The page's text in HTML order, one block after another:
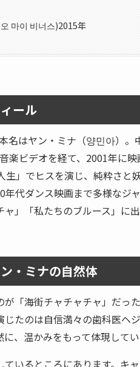
마이 비너스)2015年
ール
名はヤン・ミナ（양민아）
楽ビデオを経て、2001年に
」でヒスを演じ、純粋さと
代ダンス映画まで多様なジ
」「私たちのブルース」に
・ミナの自然体
「海街チャチャチャ」だっ
たのは自信満々の歯科医ヘ
、温かみをもって体現してい
いるところにあります。キ